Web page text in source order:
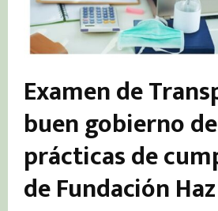
Examen de
buen gobierno
prácticas de
de Fundación Haz